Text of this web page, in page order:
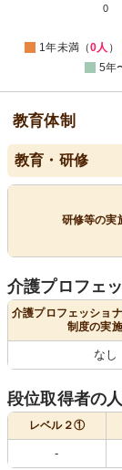
0
1年未満（0人 ）
5年
教育体制
教育・研修
研修等の実
介護プロフェ
介護プロフェッショ
制度の実
なし
段位取得者の
レベル２①
-